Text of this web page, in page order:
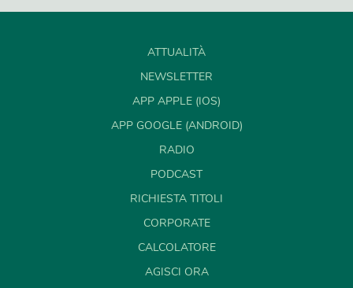
ATTUALITÀ
NEWSLETTER
APP APPLE (IOS)
APP GOOGLE (ANDROID)
RADIO
PODCAST
RICHIESTA TITOLI
CORPORATE
CALCOLATORE
AGISCI ORA